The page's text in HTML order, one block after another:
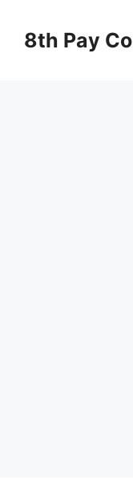
content8th Pay